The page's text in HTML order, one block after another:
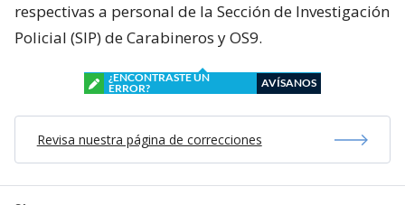
respectivas a personal de la Sección de Investigación
Policial (SIP) de Carabineros y OS9.
¿ENCONTRASTE UN
ERROR?
AVÍSANOS
Revisa nuestra página de correcciones